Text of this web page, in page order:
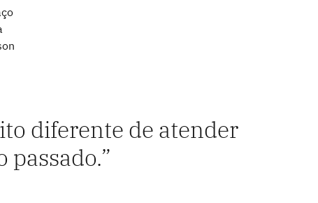
diferente de atender
passado.